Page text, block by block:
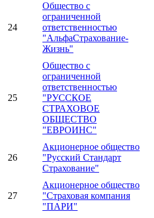
24
Общество с
ограниченной
ответственностью
"АльфаСтрахование-
Жизнь"
25
Общество с
ограниченной
ответственностью
"РУССКОЕ
СТРАХОВОЕ
ОБЩЕСТВО
"ЕВРОИНС"
26
Акционерное общество
"Русский Стандарт
Страхование"
27
Акционерное общество
"Страховая компания
"ПАРИ"